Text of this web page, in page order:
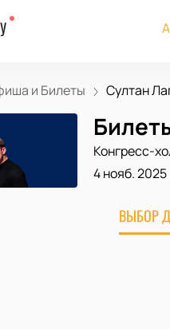
и Билеты Султан
Конгресс-
4 нояб. 2025
ВЫБОР